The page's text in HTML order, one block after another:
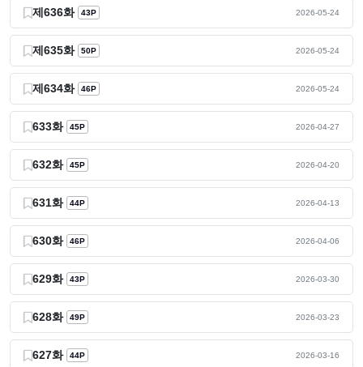
제636화 43P 2026-05-24
제635화 50P 2026-05-24
제634화 46P 2026-05-24
633화 45P 2026-04-27
632화 45P 2026-04-20
631화 44P 2026-04-13
630화 46P 2026-04-06
629화 43P 2026-03-30
628화 49P 2026-03-23
627화 44P 2026-03-16